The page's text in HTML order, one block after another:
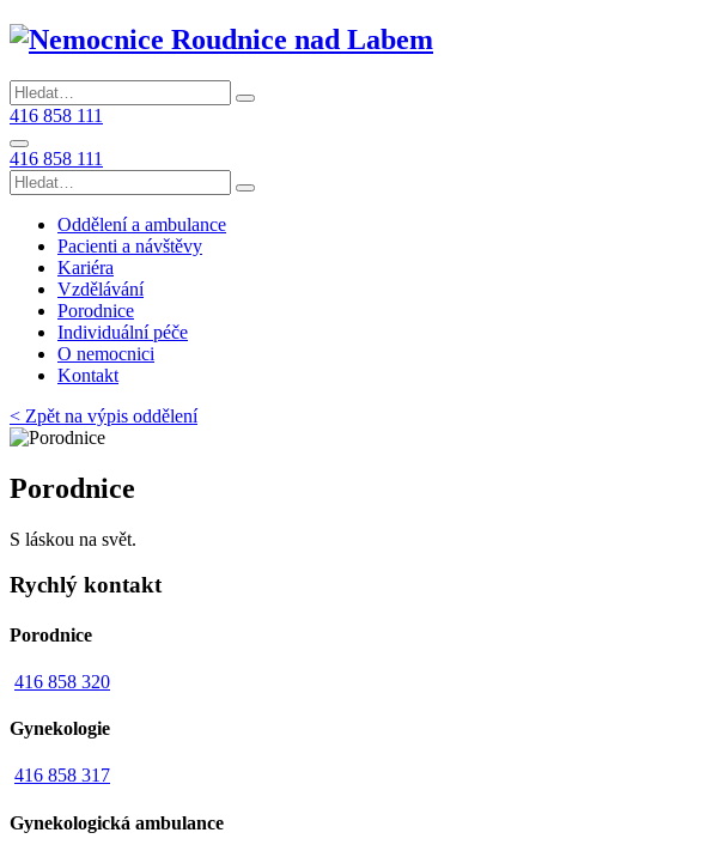
416 858 111
416 858 111
Oddělení a ambulance
Pacienti a návštěvy
Kariéra
Vzdělávání
Porodnice
Individuální péče
O nemocnici
Kontakt
< Zpět na výpis oddělení
Porodnice
S láskou na svět.
Rychlý kontakt
Porodnice
416 858 320
Gynekologie
416 858 317
Gynekologická ambulance